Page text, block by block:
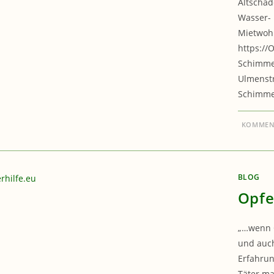
https://
BLOG
„…wenn
und